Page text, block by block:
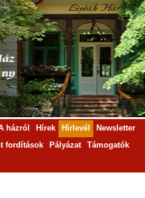
házról Hírek Hírlevél
Newsletter
fordítások Pályázat
Támogatók